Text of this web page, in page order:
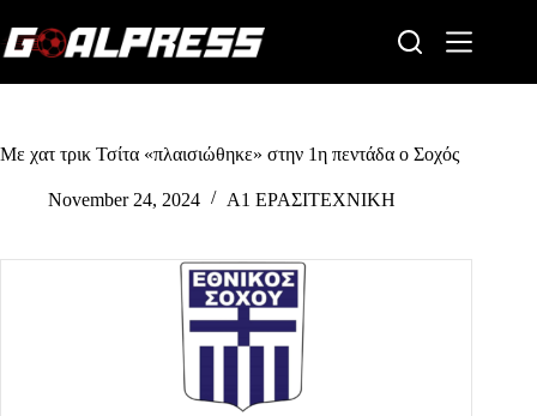
to
content
Με χατ τρικ Τσίτα «πλαισιώθηκε» στην 1η πεντάδα ο Σοχός
November 24, 2024 Α1 ΕΡΑΣΙΤΕΧΝΙΚΗ